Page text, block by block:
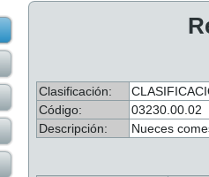
Clasificación:
Código:
03230.00.02
Descripción:
Nueces